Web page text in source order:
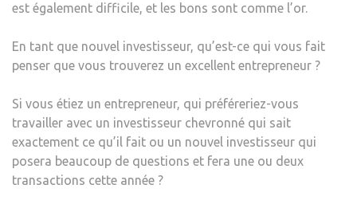
est également difficile, et les bons sont comme l’or.
En tant que nouvel investisseur, qu’est-ce qui vous fait
penser que vous trouverez un excellent entrepreneur ?
Si vous étiez un entrepreneur, qui préféreriez-vous
travailler avec un investisseur chevronné qui sait
exactement ce qu’il fait ou un nouvel investisseur qui
posera beaucoup de questions et fera une ou deux
transactions cette année ?